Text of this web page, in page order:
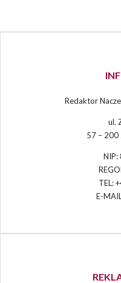
Redaktor
ul.
57 – 200
TEL:
E-